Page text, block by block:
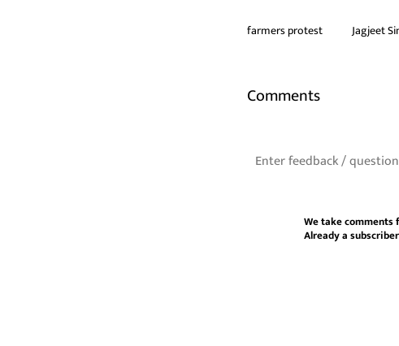
farmers protest Jagjeet
Comments
We take comments
Already a